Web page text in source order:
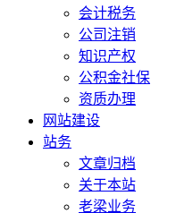
会计税务
公司注销
知识产权
公积金社保
资质办理
网站建设
站务
文章归档
关于本站
老梁业务